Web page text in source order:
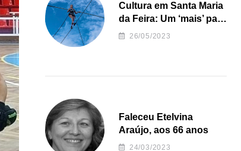
Cultura em Santa Maria
da Feira: Um ‘mais’ para
o Concelho
26/05/2023
Faleceu Etelvina
Araújo, aos 66 anos
24/03/2023